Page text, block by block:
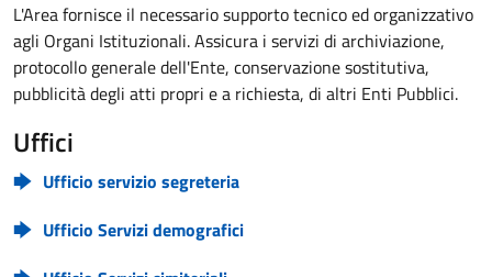
L'Area fornisce il necessario supporto tecnico ed organizzativo
agli Organi Istituzionali. Assicura i servizi di archiviazione,
protocollo generale dell'Ente, conservazione sostitutiva,
pubblicità degli atti propri e a richiesta, di altri Enti Pubblici.
Uffici
Ufficio servizio segreteria
Ufficio Servizi demografici